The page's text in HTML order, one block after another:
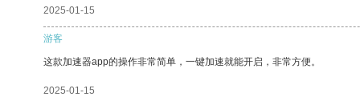
2025-01-15
游客
这款加速器app的操作非常简单，一键加速就能开启，非常方便。
2025-01-15